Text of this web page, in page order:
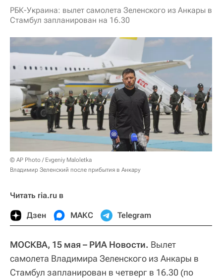
РБК-Украина: вылет самолета Зеленского из Анкары в
Стамбул запланирован на 16.30
© AP Photo / Evgeniy Maloletka
Владимир Зеленский после прибытия в Анкару
Читать ria.ru в
Дзен МАКС Telegram
МОСКВА, 15 мая – РИА Новости. Вылет
самолета Владимира Зеленского из Анкары в
Стамбул запланирован в четверг в 16.30 (по